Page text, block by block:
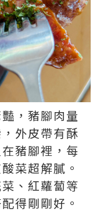
，豬腳肉量
外皮帶有酥
豬腳裡，每
菜超解膩。
、紅蘿蔔等
得剛剛好。